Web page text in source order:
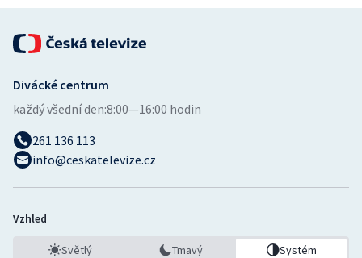
Divácké centrum
každý všední den:8:00—16:00 hodin
261 136 113
info@ceskatelevize.cz
Vzhled
Světlý Tmavý Systém